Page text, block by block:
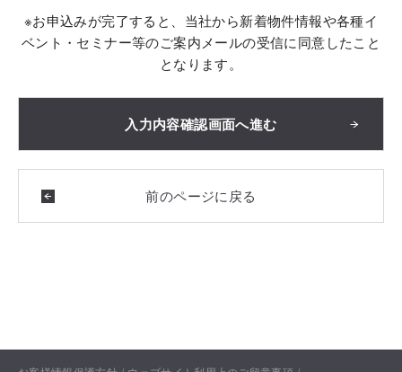
※お申込みが完了すると、当社から新着物件情報や各種イ
ベント・セミナー等のご案内メールの受信に同意したこと
となります。